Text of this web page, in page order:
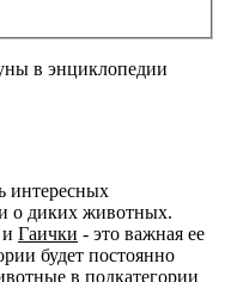
в энциклопедии
интересных
о диких животных.
Гаички - это важная ее
будет постоянно
в подкатегории